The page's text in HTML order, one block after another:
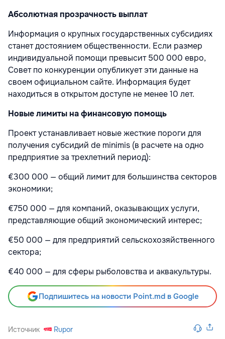
Абсолютная прозрачность выплат
Информация о крупных государственных субсидиях
станет достоянием общественности. Если размер
индивидуальной помощи превысит500 000 евро,
Совет по конкуренции опубликует эти данные на
своем официальном сайте. Информация будет
находиться в открытом доступе не менее 10 лет.
Новые лимиты на финансовую помощь
Проект устанавливает новые жесткие пороги для
получения субсидий de minimis (в расчете на одно
предприятие за трехлетний период):
€300 000 — общий лимит для большинства секторов
экономики;
€750 000 — для компаний, оказывающих услуги,
представляющие общий экономический интерес;
€50 000 — для предприятий сельскохозяйственного
сектора;
€40 000 — для сферы рыболовства и аквакультуры.
Подпишитесь на новости Point.md в Google
Источник Rupor